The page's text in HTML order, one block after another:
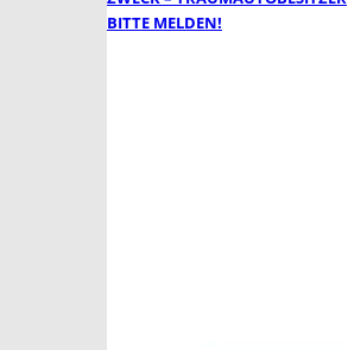
BITTE MELDEN!